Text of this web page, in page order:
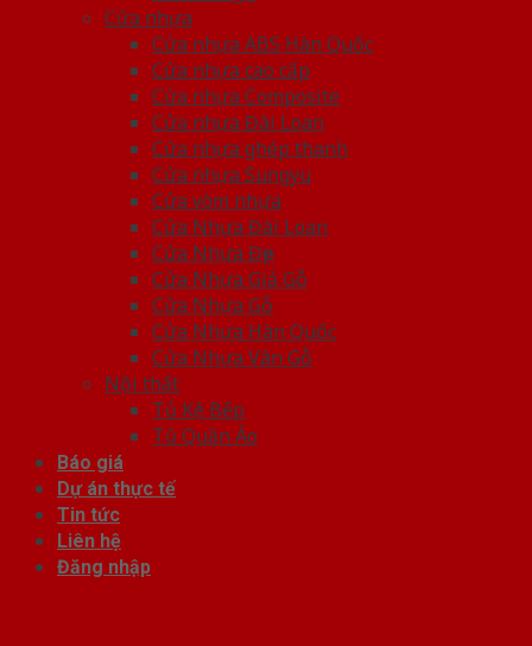
Cửa nhựa
Cửa nhựa ABS Hàn Quốc
Cửa nhựa cao cấp
Cửa nhựa Composite
Cửa nhựa Đài Loan
Cửa nhựa ghép thanh
Cửa nhựa Sungyu
Cửa vòm nhựa
Cửa Nhựa Đài Loan
Cửa Nhựa Đẹp
Cửa Nhựa Giả Gỗ
Cửa Nhựa Gỗ
Cửa Nhựa Hàn Quốc
Cửa Nhựa Vân Gỗ
Nội thất
Tủ Kệ Bếp
Tủ Quần Áo
Báo giá
Dự án thực tế
Tin tức
Liên hệ
Đăng nhập